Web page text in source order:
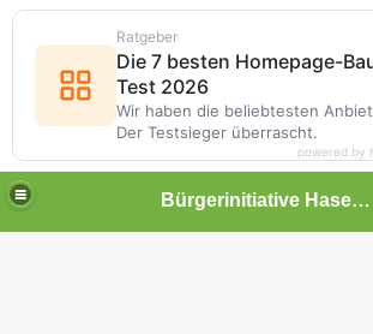
Bürgerinitiative Hasenthal
Ratgeber
Die 7 besten Homepage-
Test 2026
Wir haben die beliebtesten
Der Testsieger überrascht.
powered by